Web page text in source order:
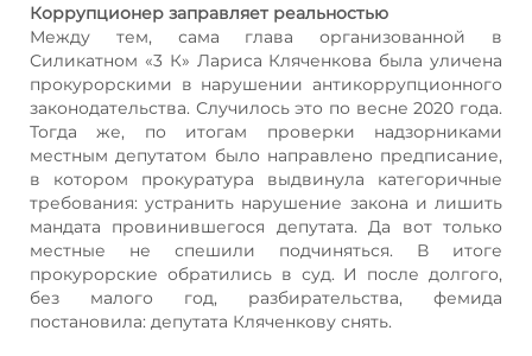
Коррупционер заправляет реальностью
Между тем, сама глава организованной в
Силикатном «3 К» Лариса Кляченкова была уличена
прокурорскими в нарушении антикоррупционного
законодательства. Случилось это по весне 2020 года.
Тогда же, по итогам проверки надзорниками
местным депутатом было направлено предписание,
в котором прокуратура выдвинула категоричные
требования: устранить нарушение закона и лишить
мандата провинившегося депутата. Да вот только
местные не спешили подчиняться. В итоге
прокурорские обратились в суд. И после долгого,
без малого год, разбирательства, фемида
постановила: депутата Кляченкову снять.